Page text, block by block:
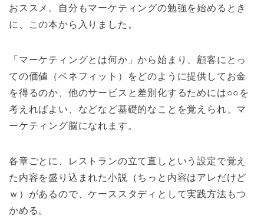
おススメ。自分もマーケティングの勉強を始めるとき
に、この本から入りました。
「マーケティングとは何か」から始まり、顧客にとっ
ての価値（ベネフィット）をどのように提供してお金
を得るのか、他のサービスと差別化するためには○○を
考えればよい、などなど基礎的なことを覚えられ、マ
ーケティング脳になれます。
各章ごとに、レストランの立て直しという設定で覚え
た内容を盛り込まれた小説（ちっと内容はアレだけど
ｗ）があるので、ケーススタディとして実践方法もつ
かめる。